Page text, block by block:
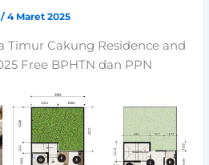
/4 Maret 2025
Timur Cakung Residence and
Free BPHTN dan PPN